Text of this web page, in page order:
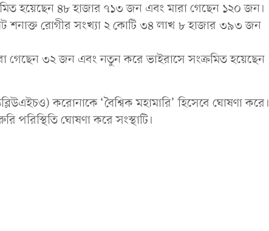
হয়েছেন ৪৮ হাজার ৭১৩ জন এবং মারা গেছেন ১২০ জন।
শনাক্ত রোগীর সংখ্যা ২ কোটি ৩৪ লাখ ৮ হাজার ৩৯৩ জন
গেছেন ৩২ জন এবং নতুন করে ভাইরাসে সংক্রমিত হয়েছেন
করোনাকে ‘বৈশ্বিক মহামারি’ হিসেবে ঘোষণা করে।
ঘোষণা করে সংস্থাটি।